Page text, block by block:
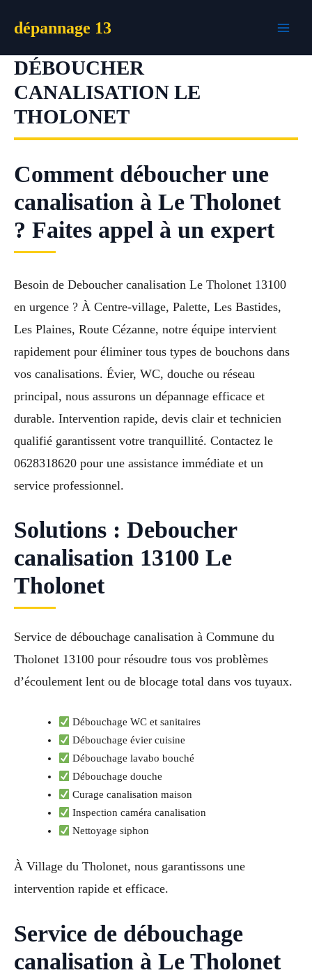
dépannage 13
DÉBOUCHER
CANALISATION LE
THOLONET
Comment déboucher une
canalisation à Le Tholonet
? Faites appel à un expert
Besoin de Deboucher canalisation Le Tholonet 13100
en urgence ? À Centre-village, Palette, Les Bastides,
Les Plaines, Route Cézanne, notre équipe intervient
rapidement pour éliminer tous types de bouchons dans
vos canalisations. Évier, WC, douche ou réseau
principal, nous assurons un dépannage efficace et
durable. Intervention rapide, devis clair et technicien
qualifié garantissent votre tranquillité. Contactez le
0628318620 pour une assistance immédiate et un
service professionnel.
Solutions : Deboucher
canalisation 13100 Le
Tholonet
Service de débouchage canalisation à Commune du
Tholonet 13100 pour résoudre tous vos problèmes
d’écoulement lent ou de blocage total dans vos tuyaux.
Débouchage WC et sanitaires
Débouchage évier cuisine
Débouchage lavabo bouché
Débouchage douche
Curage canalisation maison
Inspection caméra canalisation
Nettoyage siphon
À Village du Tholonet, nous garantissons une
intervention rapide et efficace.
Service de débouchage
canalisation à Le Tholonet